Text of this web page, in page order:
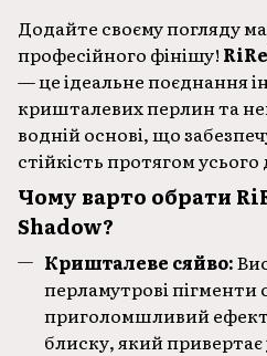
Додайте своєму погляду
професійного фінішу!
— це ідеальне поєднання
кришталевих перлин та
водній основі, що
стійкість протягом усього
Чому варто обрати
Shadow?
Кришталеве сяйво:
перламутрові
приголомшливий ефект
блиску, який привертає